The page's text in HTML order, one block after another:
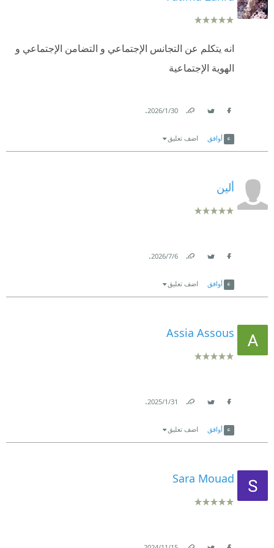
انه يتكلم عن التجانس الإجتماعي و التضامن الإجتماعي و
الهوية الإجتماعية
30‏/1‏/2026
.
أوافق اضف تعليق
ألين
6‏/7‏/2026
.
أوافق اضف تعليق
Assia Assous
31‏/1‏/2025
.
أوافق اضف تعليق
Sara Mouad